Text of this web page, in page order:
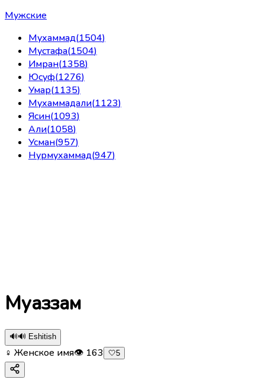
Мужские
Мухаммад(1504)
Мустафа(1504)
Имран(1358)
Юсуф(1276)
Умар(1135)
Мухаммадали(1123)
Ясин(1093)
Али(1058)
Усман(957)
Нурмухаммад(947)
Муаззам
🔊🔊 Eshitish
♀ Женское имя👁 163 🤍5